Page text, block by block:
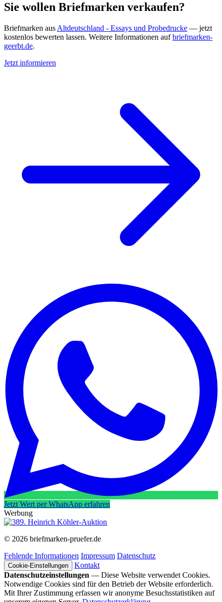
Sie wollen Briefmarken verkaufen?
Briefmarken aus Altdeutschland - Essays und Probedrucke — jetzt
kostenlos bewerten lassen. Weitere Informationen aufbriefmarken-
geerbt.de.
Jetzt informieren
Jetzt Wert per WhatsApp erfahren
Werbung
© 2026 briefmarken-pruefer.de
Fehlende Informationen Impressum Datenschutz
Cookie-Einstellungen
Kontakt
Datenschutzeinstellungen — Diese Website verwendet Cookies.
Notwendige Cookies sind für den Betrieb der Website erforderlich.
Mit Ihrer Zustimmung erfassen wir anonyme Besuchsstatistiken auf